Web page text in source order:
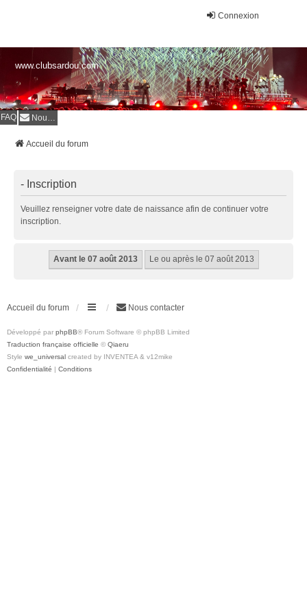
Connexion
www.clubsardou.com
FAQ Nous contacter
Accueil du forum
- Inscription
Veuillez renseigner votre date de naissance afin de continuer votre
inscription.
Accueil du forum Nous contacter
Développé par phpBB® Forum Software © phpBB Limited
Traduction française officielle © Qiaeru
Style we_universal created by INVENTEA & v12mike
Confidentialité | Conditions